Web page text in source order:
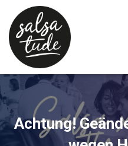
Achtung!